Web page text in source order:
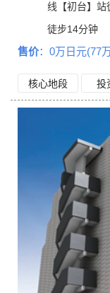
线【初台】
徒步14分钟
售价：0万日元(77
核心地段 投